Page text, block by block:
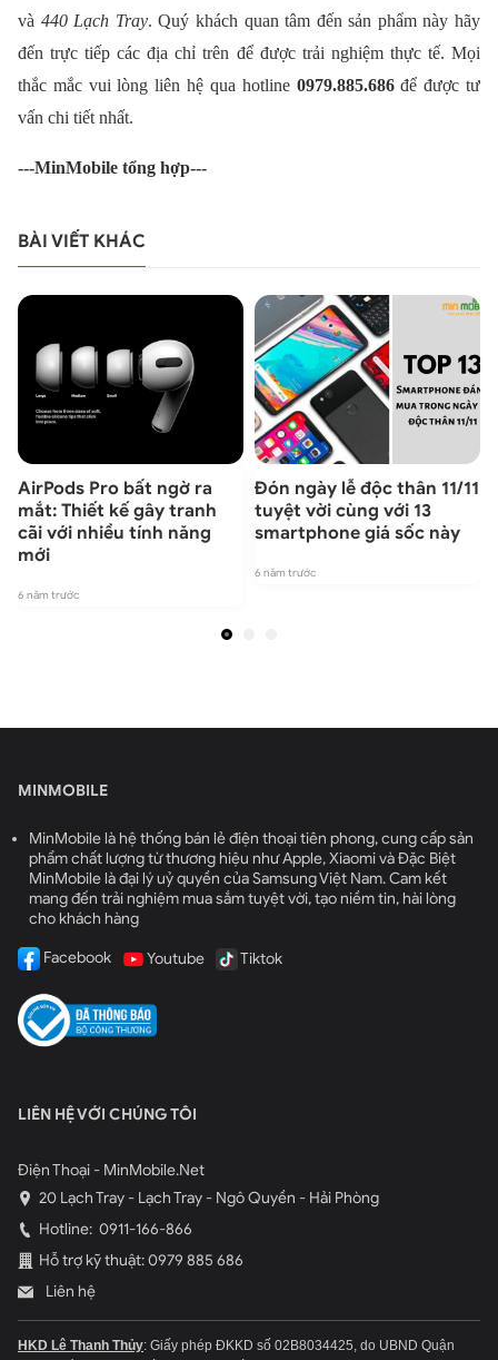
và 440 Lạch Tray. Quý khách quan tâm đến sản phẩm này hãy
đến trực tiếp các địa chỉ trên để được trải nghiệm thực tế. Mọi
thắc mắc vui lòng liên hệ qua hotline 0979.885.686để được tư
vấn chi tiết nhất.
---MinMobile tổng hợp---
BÀI VIẾT KHÁC
AirPods Pro bất ngờ ra
mắt: Thiết kế gây tranh
cãi với nhiều tính năng
mới
6 năm trước
Đón ngày lễ độc thân 11/11
tuyệt vời cùng với 13
smartphone giá sốc này
6 năm trước
MINMOBILE
MinMobile là hệ thống bán lẻ điện thoại tiên phong, cung cấp sản
phẩm chất lượng từ thương hiệu như Apple, Xiaomi và Đặc Biệt
MinMobile là đại lý uỷ quyền của Samsung Việt Nam. Cam kết
mang đến trải nghiệm mua sắm tuyệt vời, tạo niềm tin, hài lòng
cho khách hàng
Facebook Youtube Tiktok
LIÊN HỆ VỚI CHÚNG TÔI
Điện Thoại - MinMobile.Net
20 Lạch Tray - Lạch Tray - Ngô Quyền - Hải Phòng
Hotline: 0911-166-866
Hỗ trợ kỹ thuật: 0979 885 686
Liên hệ
HKD Lê Thanh Thủy: Giấy phép ĐKKD số 02B8034425, do UBND Quận